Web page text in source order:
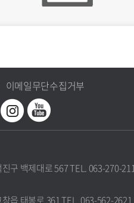
이메일무단수집거부
구 백제대로 567 TEL. 063-270-
읍 태봉로 361 TEL. 063-562-2621